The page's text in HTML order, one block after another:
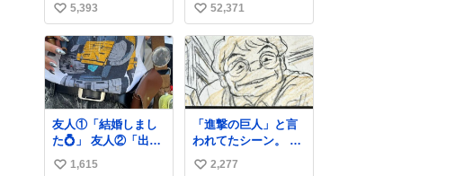
い
い
ね
数
5,393
い
い
ね
数
52,371
友人①「結婚しまし
た💍」 友人②「出産
しました👼🏻」 友人
③「マイホーム建て
い
1,615
「進撃の巨人」と言
われてたシーン。 当
時僕は知らなかった
のですが、今見ると
い
2,277